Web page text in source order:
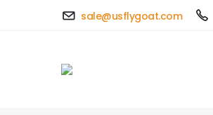
sale@usflygoat.com